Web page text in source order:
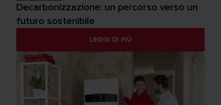
Decarbonizzazione: un percorso verso un
futuro sostenibile
LEGGI DI PIÙ